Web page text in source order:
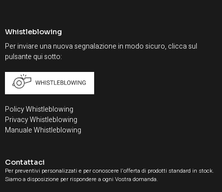
Whistleblowing
Per inviare una nuova segnalazione in modo sicuro, clicca sul
pulsante qui sotto:
Policy Whistleblowing
Privacy Whistleblowing
Manuale Whistleblowing
Contattaci
Per preventivi personalizzati e per conoscere l'offerta di prodotti standard in stock.
Siamo a disposizione per rispondere a ogni Vostra domanda.